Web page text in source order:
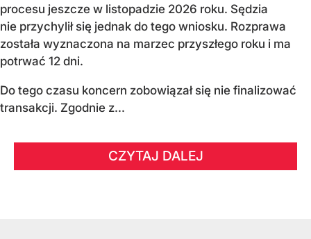
procesu jeszcze w listopadzie 2026 roku. Sędzia
nie przychylił się jednak do tego wniosku. Rozprawa
została wyznaczona na marzec przyszłego roku i ma
potrwać 12 dni.
Do tego czasu koncern zobowiązał się nie finalizować
transakcji. Zgodnie z...
CZYTAJ DALEJ